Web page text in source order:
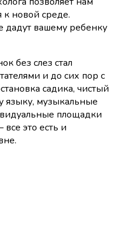
к новой среде.
вашему ребенку
без слез стал
и до сих пор с
садика, чистый
языку, музыкальные
площадки
это есть и